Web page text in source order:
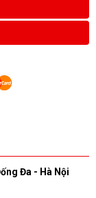
Đa - Hà Nội